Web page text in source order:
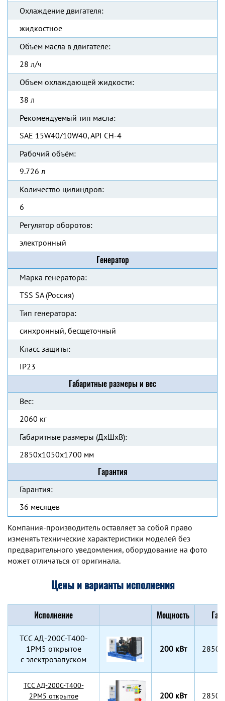
Охлаждение двигателя:
жидкостное
Объем масла в двигателе:
28 л/ч
Объем охлаждающей жидкости:
38 л
Рекомендуемый тип масла:
SAE 15W40/10W40, API CH-4
Рабочий объём:
9.726 л
Количество цилиндров:
6
Регулятор оборотов:
электронный
Генератор
Марка генератора:
TSS SA (Россия)
Тип генератора:
синхронный, бесщеточный
Класс защиты:
IP23
Габаритные размеры и вес
Вес:
2060 кг
Габаритные размеры (ДхШхВ):
2850x1050x1700 мм
Гарантия
Гарантия:
36 месяцев
Компания-производитель оставляет за собой право
изменять технические характеристики моделей без
предварительного уведомления, оборудование на фото
может отличаться от оригинала.
Цены и варианты исполнения
Исполнение Мощность
TCC АД-200С-Т400-
1РМ5 открытое
с электрозапуском
200 кВт
TCC АД-200С-Т400-
2РМ5 открытое
200 кВт